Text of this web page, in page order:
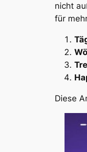
nicht
für
Diese